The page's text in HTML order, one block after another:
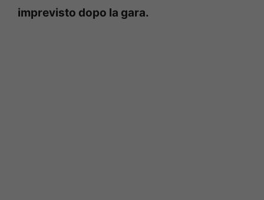
imprevisto dopo la gara.